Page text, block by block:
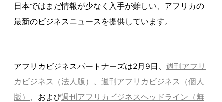
日本ではまだ情報が少なく入手が難しい、アフリカの
最新のビジネスニュースを提供しています。
アフリカビジネスパートナーズは2月9日、 週刊アフリ
カビジネス（法人版）
週刊アフリカビジネス（個人
版）
、および週刊アフリカビジネスヘッドライン（無